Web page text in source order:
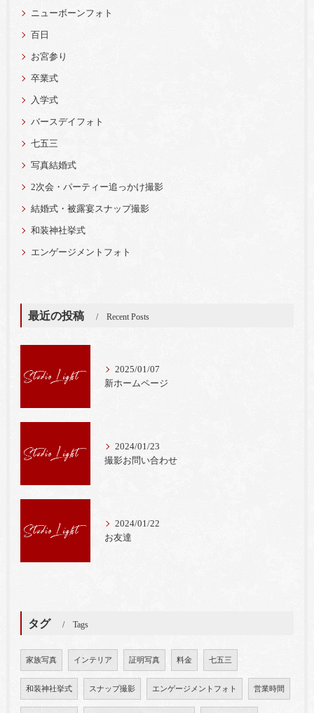
ニューボーンフォト
百日
お宮参り
卒業式
入学式
バースデイフォト
七五三
写真結婚式
2次会・パーティー追っかけ撮影
結婚式・被露宴スナップ撮影
和装神社挙式
エンゲージメントフォト
最近の投稿 Recent Posts
2025/01/07
新ホームページ
2024/01/23
撮影お問い合わせ
2024/01/22
お友達
タグ Tags
家族写真 インテリア 証明写真 料金 七五三
和装神社挙式 スナップ撮影 エンゲージメントフォト 営業時間